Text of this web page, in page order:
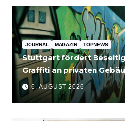
JOURNAL MAGAZIN TOPNEWS
Stuttgart fördert
Graffiti an privaten
bis 3.500 Euro
6. AUGUST 2026